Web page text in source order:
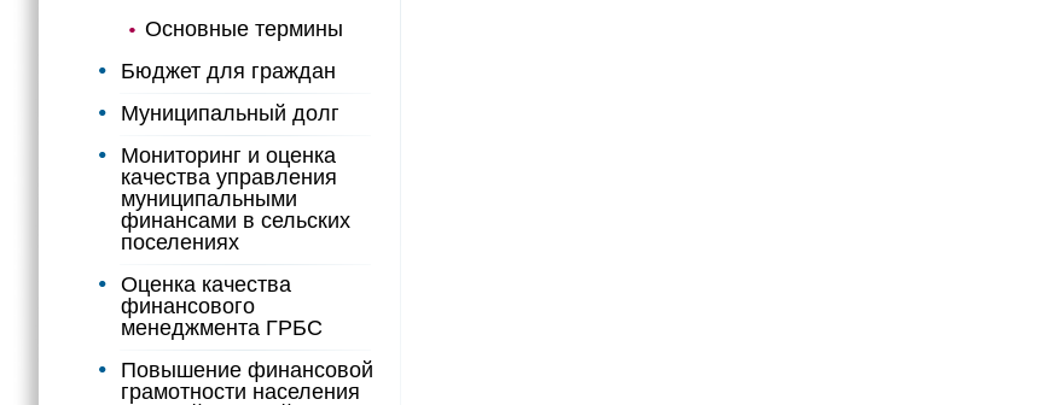
Основные термины
Бюджет для граждан
Муниципальный долг
Мониторинг и оценка
качества управления
муниципальными
финансами в сельских
поселениях
Оценка качества
финансового
менеджмента ГРБС
Повышение финансовой
грамотности населения